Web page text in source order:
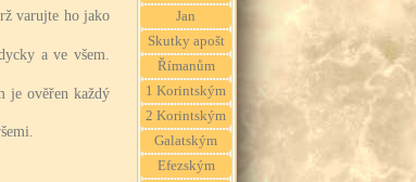
varujte ho jako
a ve všem.
je ověřen každý
Jan
Skutky apošt
Římanům
1 Korintským
2 Korintským
Galatským
Efezským